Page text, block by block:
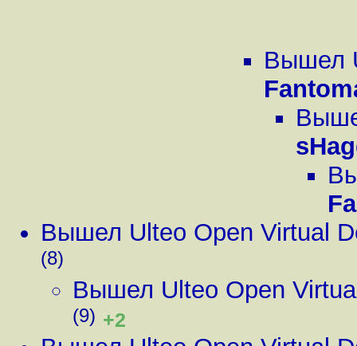
Вышел
Вышел Ulteo Open Virtual
(8)
Вышел Ulteo Open
(9) +2